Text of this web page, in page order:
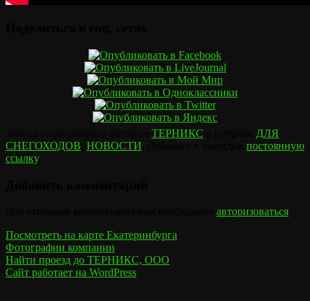
ТЕРНИКС
ДЛЯ
СНЕГОХОДОВ НОВОСТИ
постоянную
ссылку.
авторизоваться
Посмотреть на карте Екатеринбурга
Фотографии компании
Найти проезд до ТЕРНИКС, ООО
Сайт работает на WordPress